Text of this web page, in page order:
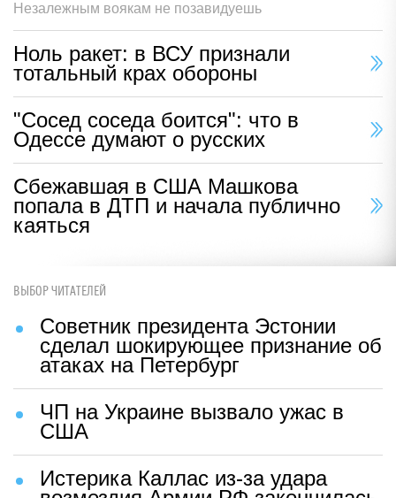
Незалежным воякам не позавидуешь
Ноль ракет: в ВСУ признали
тотальный крах обороны
"Сосед соседа боится": что в
Одессе думают о русских
Сбежавшая в США Машкова
попала в ДТП и начала публично
каяться
ВЫБОР ЧИТАТЕЛЕЙ
Советник президента Эстонии
сделал шокирующее признание об
атаках на Петербург
ЧП на Украине вызвало ужас в
США
Истерика Каллас из-за удара